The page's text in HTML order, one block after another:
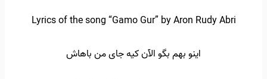
Lyrics of the song “Gamo Gur” by Aron Rudy Abri
اینو بهم بگو الآن کیه جای من باهاش